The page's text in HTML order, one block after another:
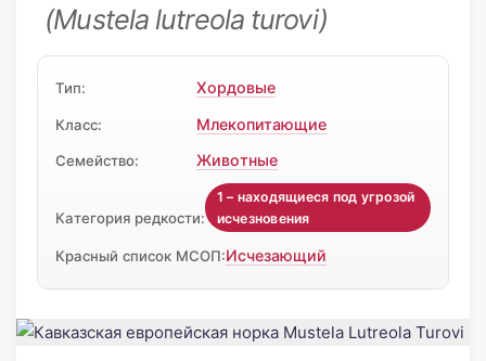
(Mustela lutreola turovi)
Тип: Хордовые
Класс: Млекопитающие
Семейство: Животные
Категория редкости:
1 – находящиеся под угрозой
исчезновения
Красный список МСОП:Исчезающий